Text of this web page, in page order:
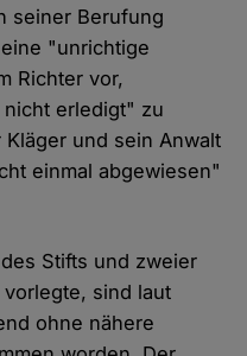
seiner Berufung
"unrichtige
Richter vor,
erledigt" zu
und sein Anwalt
einmal abgewiesen"
Stifts und zweier
sind laut
ohne nähere